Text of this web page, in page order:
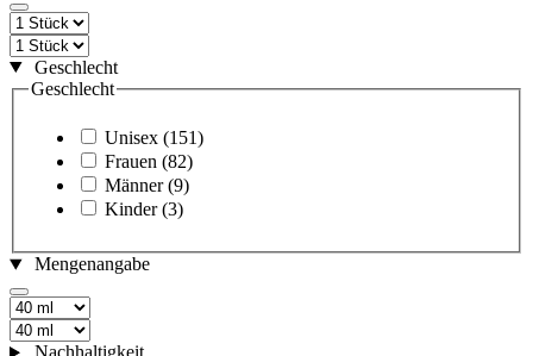
Geschlecht
Geschlecht
Unisex (151)
Frauen (82)
Männer (9)
Kinder (3)
Mengenangabe